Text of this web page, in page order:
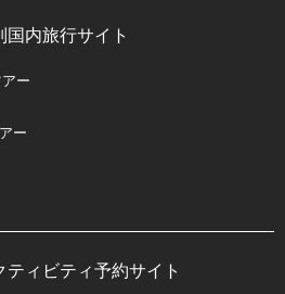
国内旅行サイト
ー
ー
ティビティ予約サイト